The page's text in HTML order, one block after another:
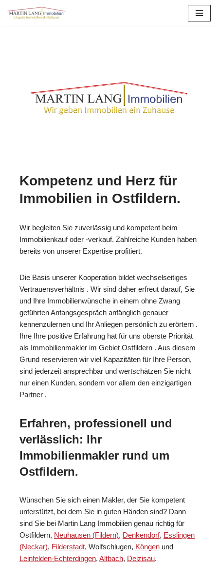
Kompetenz und Herz für
Immobilien in Ostfildern.
Wir begleiten Sie zuverlässig und kompetent beim
Immobilienkauf oder -verkauf. Zahlreiche Kunden haben
bereits von unserer Expertise profitiert.
Die Basis unserer Kooperation bildet wechselseitiges
Vertrauensverhältnis . Wir sind daher erfreut darauf, Sie
und Ihre Immobilienwünsche in einem ohne Zwang
geführten Anfangsgespräch anfänglich genauer
kennenzulernen und Ihr Anliegen persönlich zu erörtern .
Ihre Ihre positive Erfahrung hat für uns oberste Priorität
als Immobilienmakler im Gebiet Ostfildern . Aus diesem
Grund reservieren wir viel Kapazitäten für Ihre Person,
sind jederzeit ansprechbar und wertschätzen Sie nicht
nur einen Kunden, sondern vor allem den einzigartigen
Partner .
Erfahren, professionell und
verlässlich: Ihr
Immobilienmakler rund um
Ostfildern.
Wünschen Sie sich einen Makler, der Sie kompetent
unterstützt, bei dem Sie in guten Händen sind? Dann
sind Sie bei Martin Lang Immobilien genau richtig für
Ostfildern, Neuhausen (Fildern), Denkendorf, Esslingen
(Neckar), Filderstadt, Wolfschlugen, Köngen und
Leinfelden-Echterdingen, Altbach, Deizisau.